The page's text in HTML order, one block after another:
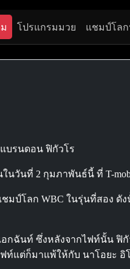
โปรแกรมมวย แชมป์โล
บรนดอน ฟิกัวโร
นที่ 2 กุมภาพันธ์นี้ ที่ T-
มป์โลก WBC ในรุ่นที่สอง
ฉันท์ ซึ่งหลังจากไฟท์นั้น ฟิกั
แต่ก็มาแพ้ให้กับ นาโอยะ อิ